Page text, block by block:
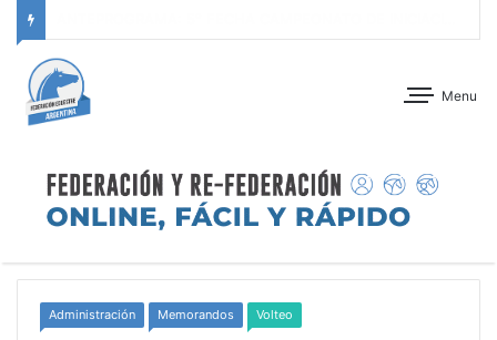
Menu
Administración Memorandos Volteo